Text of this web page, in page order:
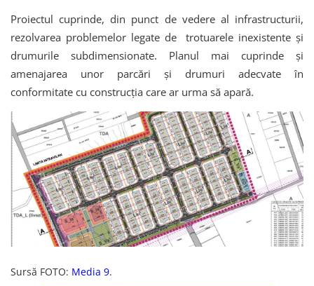
Proiectul cuprinde, din punct de vedere al infrastructurii,
rezolvarea problemelor legate de trotuarele inexistente și
drumurile subdimensionate. Planul mai cuprinde și
amenajarea unor parcări și drumuri adecvate în
conformitate cu construcția care ar urma să apară.
Sursă FOTO: Media 9.